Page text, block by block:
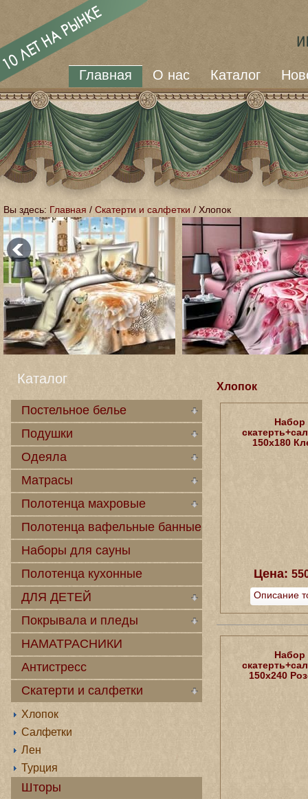
Главная О нас Каталог
Вы здесь: Главная / Скатерти и салфетки / Хлопок
Хлопок
Набор
150х180
Цена:
Описание
Набор
150х240
Каталог
Постельное белье
Подушки
Одеяла
Матрасы
Полотенца махровые
Полотенца вафельные банные
Наборы для сауны
Полотенца кухонные
ДЛЯ ДЕТЕЙ
Покрывала и пледы
НАМАТРАСНИКИ
Антистресс
Скатерти и салфетки
Хлопок
Салфетки
Лен
Турция
Шторы